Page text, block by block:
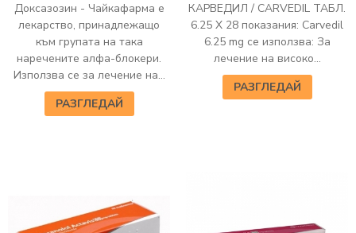
Доксазозин - Чайкафарма е
лекарство, принадлежащо
към групата на така
наречените алфа-блокери.
Използва се за лечение на...
РАЗГЛЕДАЙ
КАРВЕДИЛ / CARVEDIL ТАБЛ.
6.25 Х 28 показания: Carvedil
6.25 mg се използва: За
лечение на високо...
РАЗГЛЕДАЙ